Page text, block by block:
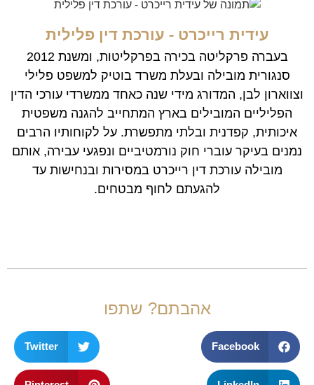
עידית רייכרט - עורכת דין פלילית
בעברה פרקליטה בכירה בפרקליטות, ומשנת 2012
סנגורית מובילה ובעלת משרד בוטיק למשפט פלילי
וצווארון לבן, המדורג מידי שנה כאחד ממשרדי עורכי הדין
הפליליים המובילים בארץ המתחייב להגנה משפטית
איכותית, קפדנית ובלתי מתפשרת. על לקוחותיו הרבים
נמנים בעיקר עוברי חוק נורמטיביים ונפגעי עבירה, אותם
מובילה עורכת דין רייכרט במסירות ובנחישות עד
להגעתם לחוף מבטחים.
אהבתם? שתפו
Facebook
Twitter